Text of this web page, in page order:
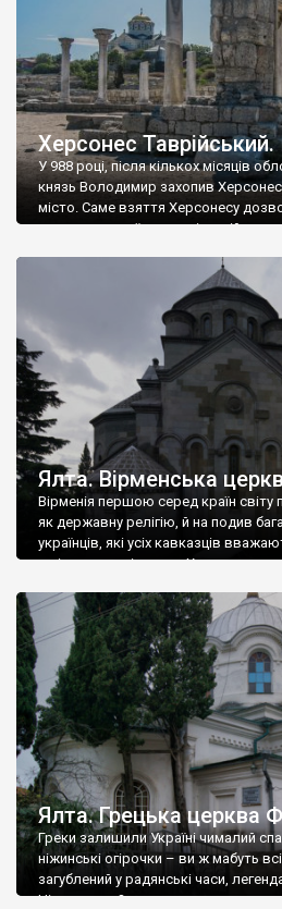
Херсонес
У 988 році, після кількох місяців
князь Володимир захопив Херсонес,
місто. Саме взяття Херсонесу
диктувати свої умови
Херсонесі Володимир-язичник,
А потім було Хрещення Русі. На
Ялта. Вірменська
Вірменія першою серед країн світу
як державну релігію, й на подив
українців, які усіх кавказців
є відданими вірянами Христа
Ялта. Грецька церква
Греки залишили Україні чималий
ніжинські огірочки – ви ж мабуть
загублений у радянські часи,
Ніжин греки?